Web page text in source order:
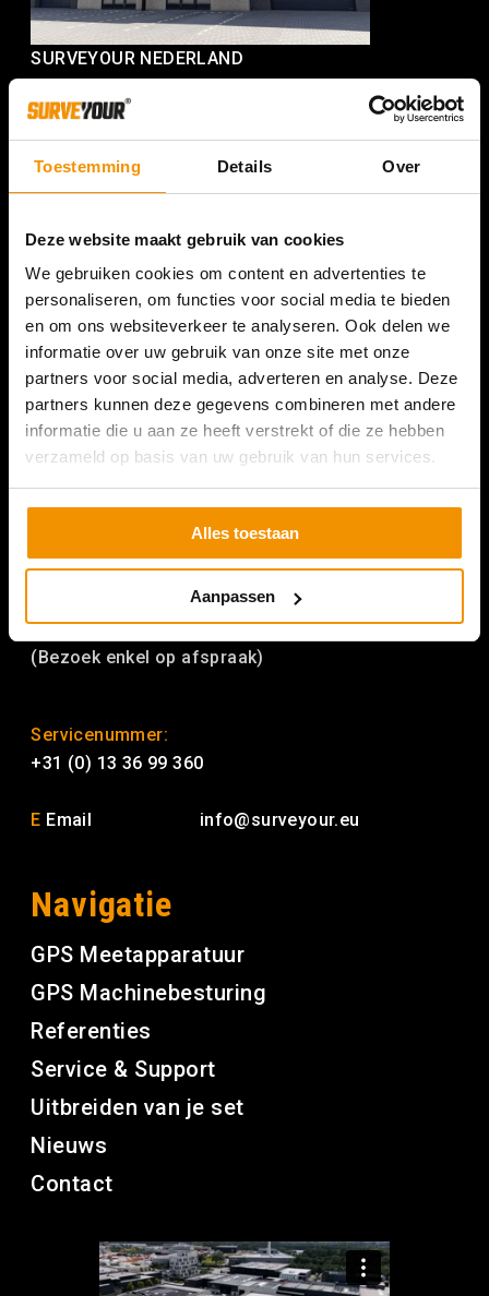
Toestemming Details Over
Deze website maakt gebruik van cookies
We gebruiken cookies om content en advertenties te
personaliseren, om functies voor social media te bieden
en om ons websiteverkeer te analyseren. Ook delen we
informatie over uw gebruik van onze site met onze
partners voor social media, adverteren en analyse. Deze
partners kunnen deze gegevens combineren met andere
informatie die u aan ze heeft verstrekt of die ze hebben
verzameld op basis van uw gebruik van hun services.
Alles toestaan
Aanpassen
SURVEYOUR NEDERLAND
Romeinenweg 47L
5349 AL Oss
+31 (0) 412 74 80 27
+32 (0) 14 76 23 88
(Bezoek enkel op afspraak)
Servicenummer:
+31 (0) 13 36 99 360
E Email info@surveyour.eu
Navigatie
GPS Meetapparatuur
GPS Machinebesturing
Referenties
Service & Support
Uitbreiden van je set
Nieuws
Contact